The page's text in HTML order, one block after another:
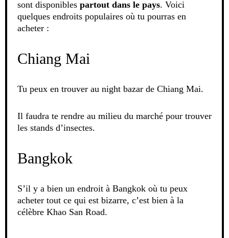
sont disponibles partout dans le pays. Voici
quelques endroits populaires où tu pourras en
acheter :
Chiang Mai
Tu peux en trouver au night bazar de Chiang Mai.
Il faudra te rendre au milieu du marché pour trouver
les stands d’insectes.
Bangkok
S’il y a bien un endroit à Bangkok où tu peux
acheter tout ce qui est bizarre, c’est bien à la
célèbre Khao San Road.